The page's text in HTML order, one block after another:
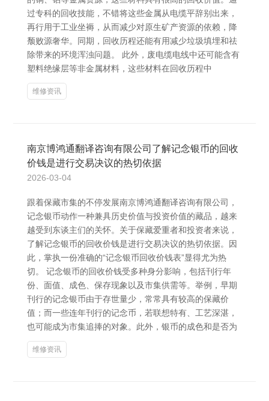
过专科的回收技能，不错将这些金属从电缆平辞别出来，
再行用于工业坐褥，从而减少对原生矿产资源的依赖，降
颓败源奢华。同期，回收历程还能有用减少垃圾填埋和祛
除带来的环境浑浊问题。 此外，废电缆电线中还可能含有
塑料绝缘层等非金属材料，这些材料在回收历程中
维修资讯
南京博鸿通翻译咨询有限公司了解记念银币的回收
价钱是进行交易决议的热切依据
2026-03-04
跟着保藏市集的不停发展南京博鸿通翻译咨询有限公司，
记念银币动作一种兼具历史价值与投资价值的藏品，越来
越受到东谈主们的关怀。关于保藏爱重者和投资者来说，
了解记念银币的回收价钱是进行交易决议的热切依据。因
此，掌执一份准确的“记念银币回收价钱表”显得尤为热
切。 记念银币的回收价钱受多种身分影响，包括刊行年
份、面值、成色、保存现象以及市集供需等。举例，早期
刊行的记念银币由于存世量少，常常具有较高的保藏价
值；而一些连年刊行的记念币，若联想特有、工艺深湛，
也可能成为市集追捧的对象。此外，银币的成色和是否为
维修资讯